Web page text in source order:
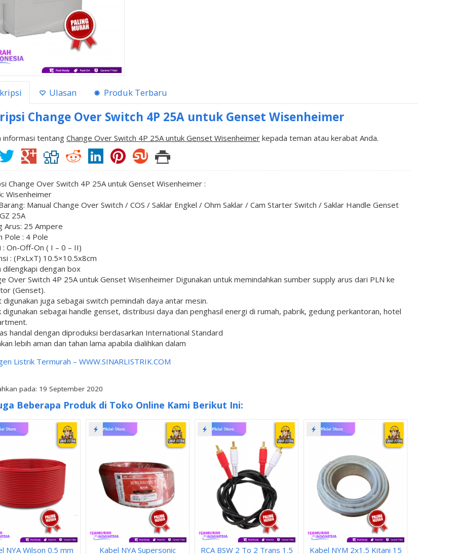
Ulasan Produk Terbaru
Change Over Switch 4P 25A untuk Genset Wisenheimer
informasi tentangChange Over Switch 4P 25A untuk Genset Wisenheimer kepada teman atau kerabat Anda.
Change Over Switch 4P 25A untuk Genset Wisenheimer :
Wisenheimer
Manual Change Over Switch / COS / Saklar Engkel / Ohm Saklar / Cam Starter Switch / Saklar Handle Genset
25A
Arus: 25 Ampere
Pole : 4 Pole
: On-Off-On ( I – 0 – II)
: (PxLxT) 10.5×10.5x8cm
dilengkapi dengan box
Over Switch 4P 25A untuk Genset Wisenheimer Digunakan untuk memindahkan sumber supply arus dari PLN ke
(Genset).
digunakan juga sebagai switch pemindah daya antar mesin.
digunakan sebagai handle genset, distribusi daya dan penghasil energi di rumah, pabrik, gedung perkantoran, hotel
handal dengan diproduksi berdasarkan International Standard
lebih aman dan tahan lama apabila dialihkan dalam
Listrik Termurah – WWW.SINARLISTRIK.COM
pada: 19 September 2020
Beberapa Produk di Toko Online Kami Berikut Ini:
NYA Wilson 0.5 mm
Kabel NYA Supersonic
RCA BSW 2 To 2 Trans 1.5
Kabel NYM 2x1.5 Kitani 15